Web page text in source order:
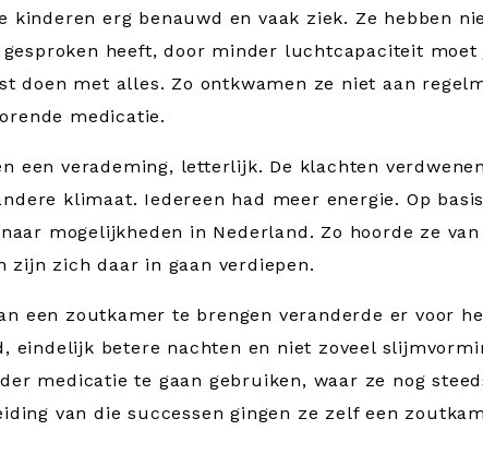
kinderen erg benauwd en vaak ziek. Ze hebben
heeft, door minder luchtcapaciteit moet
doen met alles. Zo ontkwamen ze niet aan
medicatie.
een verademing, letterlijk. De klachten
klimaat. Iedereen had meer energie. Op
mogelijkheden in Nederland. Zo hoorde ze
zijn zich daar in gaan verdiepen.
een zoutkamer te brengen veranderde er voor
eindelijk betere nachten en niet zoveel
medicatie te gaan gebruiken, waar ze nog
van die successen gingen ze zelf een